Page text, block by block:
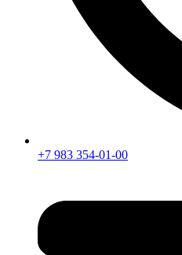
+7 983 354-01-00